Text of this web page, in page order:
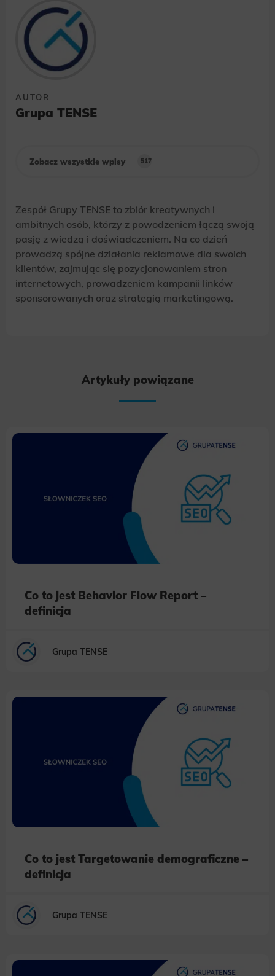
AUTOR
Grupa TENSE
Zobacz wszystkie wpisy 517
Zespół Grupy TENSE to zbiór kreatywnych i
ambitnych osób, którzy z powodzeniem łączą swoją
pasję z wiedzą i doświadczeniem. Na co dzień
prowadzą spójne działania reklamowe dla swoich
klientów, zajmując się pozycjonowaniem stron
internetowych, prowadzeniem kampanii linków
sponsorowanych oraz strategią marketingową.
Artykuły powiązane
Co to jest Behavior Flow Report –
definicja
Grupa TENSE
Co to jest Targetowanie demograficzne –
definicja
Grupa TENSE